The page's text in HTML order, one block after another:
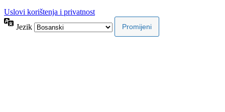
Uslovi korištenja i privatnost
Jezik